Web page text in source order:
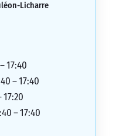
simple appel
C’est la
une caisse
souriante et
sans
l’équipe pour
gentillesse !
Licharre
17:40
– 17:40
17:20
– 17:40